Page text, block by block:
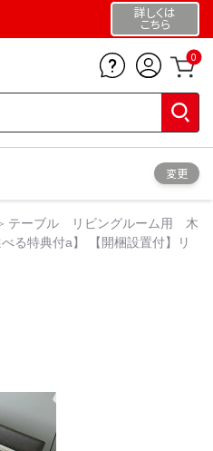
詳しくは
こちら
0
変更
テーブル リビングルーム用 木
る特典付a】 【開梱設置付】リ